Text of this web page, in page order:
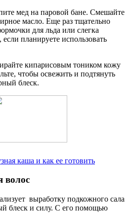
мед на паровой бане. Смешайте
масло. Еще раз тщательно
для льда или слегка
планируете использовать
кипарисовым тоником кожу
чтобы освежить и подтянуть
блеск.
каша и как ее готовить
волос
выработку подкожного сала
блеск и силу. С его помощью